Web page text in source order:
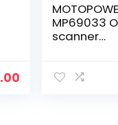
MP69033
scanner
foutcode-